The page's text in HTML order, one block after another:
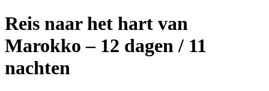
Reis naar het hart van
Marokko – 12 dagen / 11
nachten